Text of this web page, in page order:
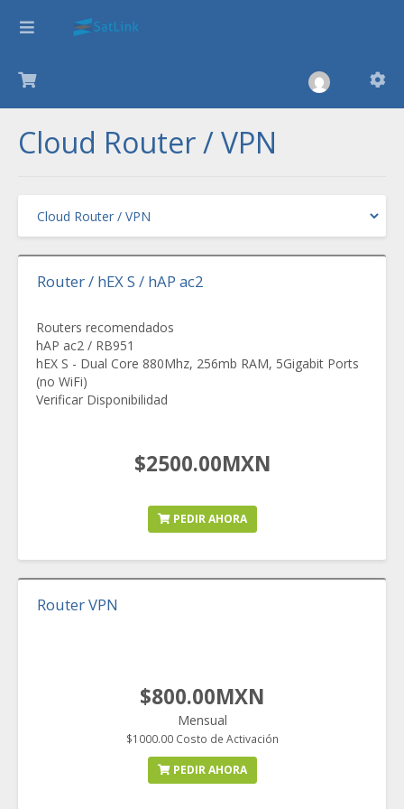
Cloud Router / VPN
Router / hEX S / hAP ac2
Routers recomendados
hAP ac2 / RB951
hEX S - Dual Core 880Mhz, 256mb RAM, 5Gigabit Ports
(no WiFi)
Verificar Disponibilidad
$2500.00MXN
PEDIR AHORA
Router VPN
$800.00MXN
Mensual
$1000.00 Costo de Activación
PEDIR AHORA